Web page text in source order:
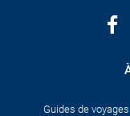
Les frais de
Guides de voyages